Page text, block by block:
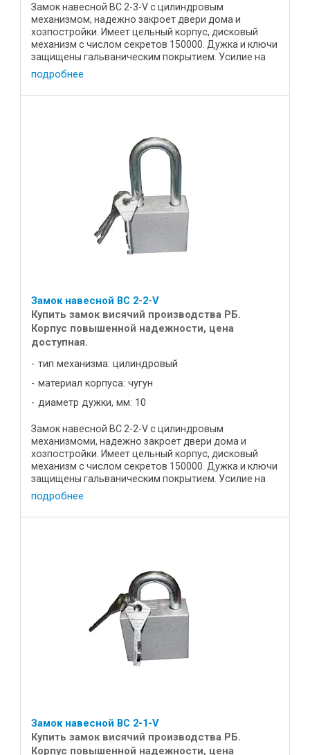
Замок навесной ВС 2-3-V с цилиндровым
механизмом, надежно закроет двери дома и
хозпостройки. Имеет цельный корпус, дисковый
механизм с числом секретов 150000. Дужка и ключи
защищены гальваническим покрытием. Усилие на
разрыв составляет не менее 500 ...
подробнее
Замок навесной ВС 2-2-V
Купить замок висячий производства РБ.
Корпус повышенной надежности, цена
доступная.
тип механизма: цилиндровый
материал корпуса: чугун
диаметр дужки, мм: 10
Замок навесной ВС 2-2-V с цилиндровым
механизмоми, надежно закроет двери дома и
хозпостройки. Имеет цельный корпус, дисковый
механизм с числом секретов 150000. Дужка и ключи
защищены гальваническим покрытием. Усилие на
разрыв составляет не менее 500 ...
подробнее
Замок навесной ВС 2-1-V
Купить замок висячий производства РБ.
Корпус повышенной надежности, цена